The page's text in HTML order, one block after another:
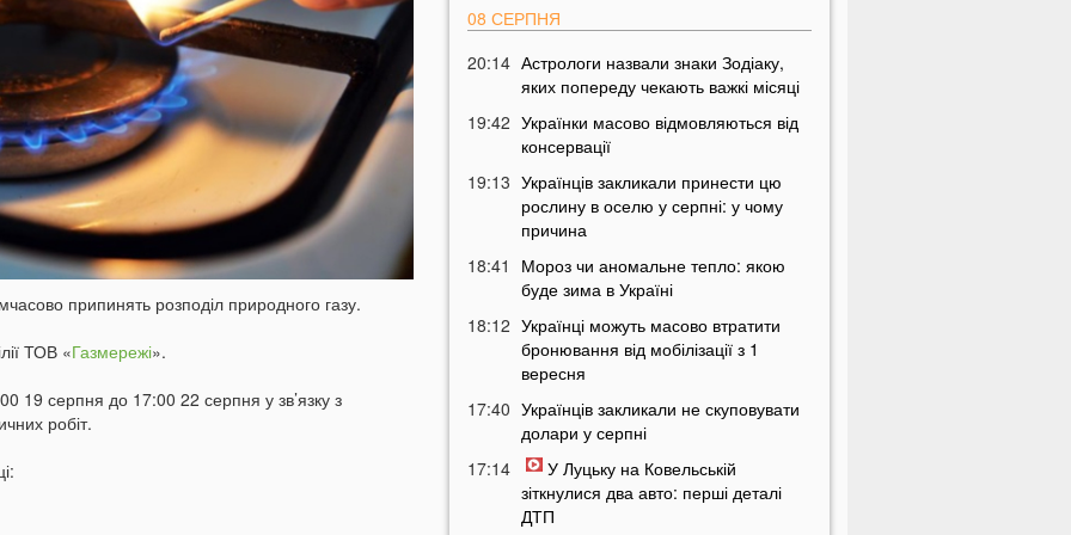
припинять розподіл природного газу.
ТОВ «Газмережі».
19 серпня до 17:00 22 серпня у зв’язку з
робіт.
08 СЕРПНЯ
20:14 Астрологи назвали знаки Зодіаку,
яких попереду чекають важкі місяці
19:42 Українки масово відмовляються від
консервації
19:13 Українців закликали принести цю
рослину в оселю у серпні: у чому
причина
18:41
Мороз чи аномальне тепло: якою
буде зима в Україні
18:12 Українці можуть масово втратити
бронювання від мобілізації з 1
вересня
17:40 Українців закликали не скуповувати
долари у серпні
17:14
У Луцьку на Ковельській
зіткнулися два авто: перші деталі
ДТП